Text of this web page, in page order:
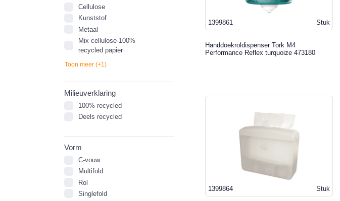
Cellulose
Kunststof
Metaal
Mix cellulose-100%
recycled papier
Toon meer (+1)
Milieuverklaring
100% recycled
Deels recycled
Vorm
C-vouw
Multifold
Rol
Singlefold
Stuk
1399861
Handdoekroldispenser Tork M4
Performance Reflex turquoize 473180
Stuk
1399864